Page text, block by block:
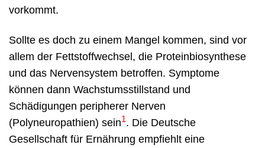
vorkommt.
Sollte es doch zu einem Mangel kommen, sind vor
allem der Fettstoffwechsel, die Proteinbiosynthese
und das Nervensystem betroffen. Symptome
können dann Wachstumsstillstand und
Schädigungen peripherer Nerven
(Polyneuropathien) sein1. Die Deutsche
Gesellschaft für Ernährung empfiehlt eine